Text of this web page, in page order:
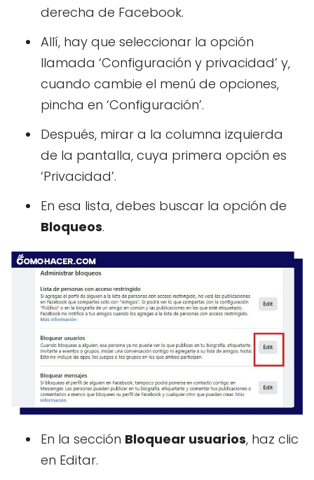
derecha de Facebook.
Allí, hay que seleccionar la opción
llamada ‘Configuración y privacidad’ y,
cuando cambie el menú de opciones,
pincha en ‘Configuración’.
Después, mirar a la columna izquierda
de la pantalla, cuya primera opción es
‘Privacidad’.
En esa lista, debes buscar la opción de
Bloqueos‎.
En la sección Bloquear usuarios, haz clic
en Editar.